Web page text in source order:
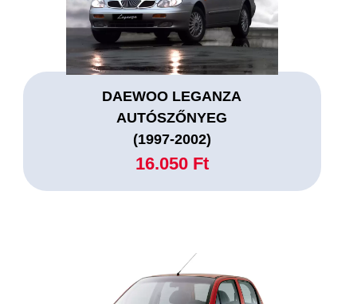
DAEWOO LEGANZA
AUTÓSZŐNYEG
(1997-2002)
16.050 Ft